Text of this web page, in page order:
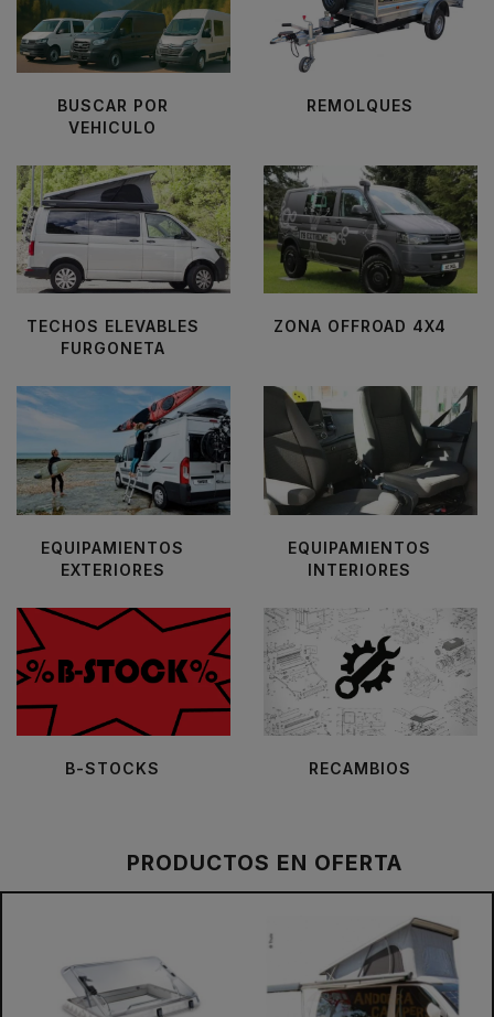
BUSCAR POR
VEHICULO
REMOLQUES
TECHOS ELEVABLES
FURGONETA
ZONA OFFROAD 4X4
EQUIPAMIENTOS
EXTERIORES
EQUIPAMIENTOS
INTERIORES
B-STOCKS RECAMBIOS
PRODUCTOS EN OFERTA